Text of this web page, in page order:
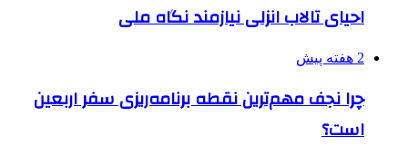
احیای تالاب انزلی نیازمند نگاه ملی
2 هفته پیش
چرا نجف مهم‌ترین نقطه برنامه‌ریزی سفر اربعین
است؟